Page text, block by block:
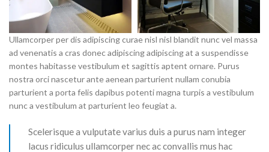
Ullamcorper per dis adipiscing curae nisl nisl blandit nunc vel massa
ad venenatis a cras donec adipiscing adipiscing at a suspendisse
montes habitasse vestibulum et sagittis aptent ornare. Purus
nostra orci nascetur ante aenean parturient nullam conubia
parturient a porta felis dapibus potenti magna turpis a vestibulum
nunc a vestibulum at parturient leo feugiat a.
Scelerisque a vulputate varius duis a purus nam integer
lacus ridiculus ullamcorper nec ac convallis mus hac